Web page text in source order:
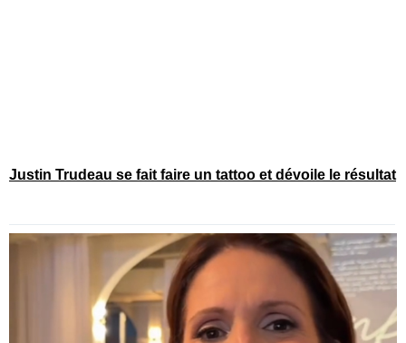
Justin Trudeau se fait faire un tattoo et dévoile le résultat